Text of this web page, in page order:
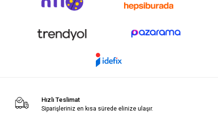
Hızlı Teslimat
Siparişleriniz en kısa sürede elinize ulaşır.